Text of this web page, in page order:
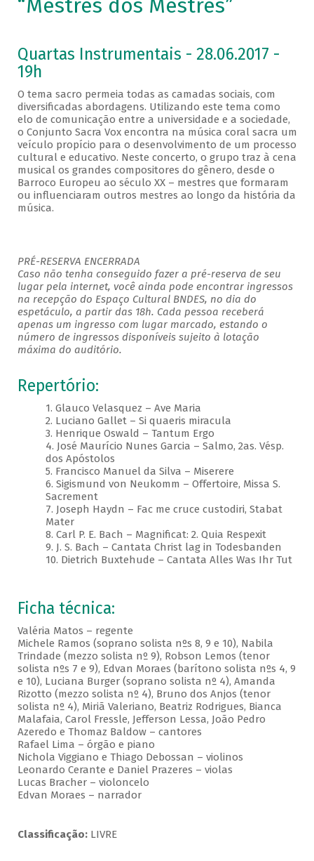
“Mestres dos Mestres”
Quartas Instrumentais - 28.06.2017 -
19h
O tema sacro permeia todas as camadas sociais, com
diversificadas abordagens. Utilizando este tema como
elo de comunicação entre a universidade e a sociedade,
o Conjunto Sacra Vox encontra na música coral sacra um
veículo propício para o desenvolvimento de um processo
cultural e educativo. Neste concerto, o grupo traz à cena
musical os grandes compositores do gênero, desde o
Barroco Europeu ao século XX – mestres que formaram
ou influenciaram outros mestres ao longo da história da
música.
PRÉ-RESERVA ENCERRADA
Caso não tenha conseguido fazer a pré-reserva de seu
lugar pela internet, você ainda pode encontrar ingressos
na recepção do Espaço Cultural BNDES, no dia do
espetáculo, a partir das 18h. Cada pessoa receberá
apenas um ingresso com lugar marcado, estando o
número de ingressos disponíveis sujeito à lotação
máxima do auditório.
Repertório:
1. Glauco Velasquez – Ave Maria
2. Luciano Gallet – Si quaeris miracula
3. Henrique Oswald – Tantum Ergo
4. José Maurício Nunes Garcia – Salmo, 2as. Vésp.
dos Apóstolos
5. Francisco Manuel da Silva – Miserere
6. Sigismund von Neukomm – Offertoire, Missa S.
Sacrement
7. Joseph Haydn – Fac me cruce custodiri, Stabat
Mater
8. Carl P. E. Bach – Magnificat: 2. Quia Respexit
9. J. S. Bach – Cantata Christ lag in Todesbanden
10. Dietrich Buxtehude – Cantata Alles Was Ihr Tut
Ficha técnica:
Valéria Matos – regente
Michele Ramos (soprano solista nºs 8, 9 e 10), Nabila
Trindade (mezzo solista nº 9), Robson Lemos (tenor
solista nºs 7 e 9), Edvan Moraes (barítono solista nºs 4, 9
e 10), Luciana Burger (soprano solista nº 4), Amanda
Rizotto (mezzo solista nº 4), Bruno dos Anjos (tenor
solista nº 4), Miriã Valeriano, Beatriz Rodrigues, Bianca
Malafaia, Carol Fressle, Jefferson Lessa, João Pedro
Azeredo e Thomaz Baldow – cantores
Rafael Lima – órgão e piano
Nichola Viggiano e Thiago Debossan – violinos
Leonardo Cerante e Daniel Prazeres – violas
Lucas Bracher – violoncelo
Edvan Moraes – narrador
Classificação:LIVRE